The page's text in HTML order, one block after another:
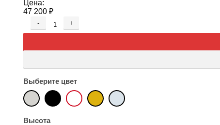
Цена:
47 200 ₽
- +
Выберите цвет
Высота